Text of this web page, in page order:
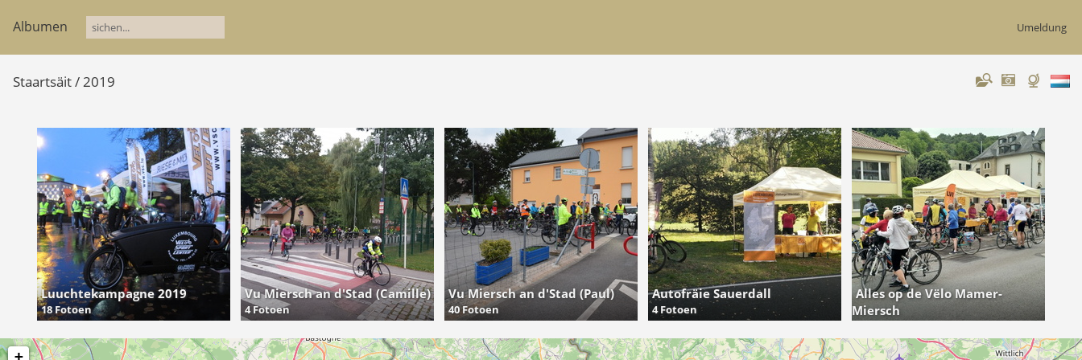
Albumen Umeldung
Staartsäit/2019
Luuchtekampagne 2019
18 Fotoen
Vu Miersch an d'Stad (Camille)
4 Fotoen
Vu Miersch an d'Stad (Paul)
40 Fotoen
Autofräie Sauerdall
4 Fotoen
Alles op de Vëlo Mamer-
Miersch
+